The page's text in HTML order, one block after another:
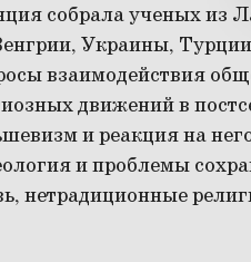
собрала ученых из
Украины,
взаимодействия
движений в
и реакция на
и проблемы
нетрадиционные